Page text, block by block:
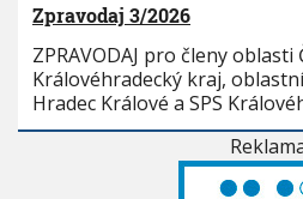
Zpravodaj 3/2026
ZPRAVODAJ pro členy oblasti
Královéhradecký kraj,
Hradec Králové a SPS